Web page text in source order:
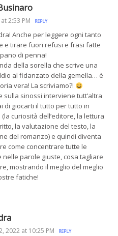
2:53 PM REPLY
Anche per leggere ogni tanto
e tirare fuori refusi e frasi fatte
di penna!
della sorella che scrive una
al fidanzato della gemella… è
vera! La scriviamo?!
sulla sinossi interviene tutt’altra
di giocarti il tutto per tutto in
curiosità dell’editore, la lettura
la valutazione del testo, la
del romanzo) e quindi diventa
come concentrare tutte le
nelle parole giuste, cosa tagliare
mostrando il meglio del meglio
fatiche!
2022 at 10:25 PM REPLY